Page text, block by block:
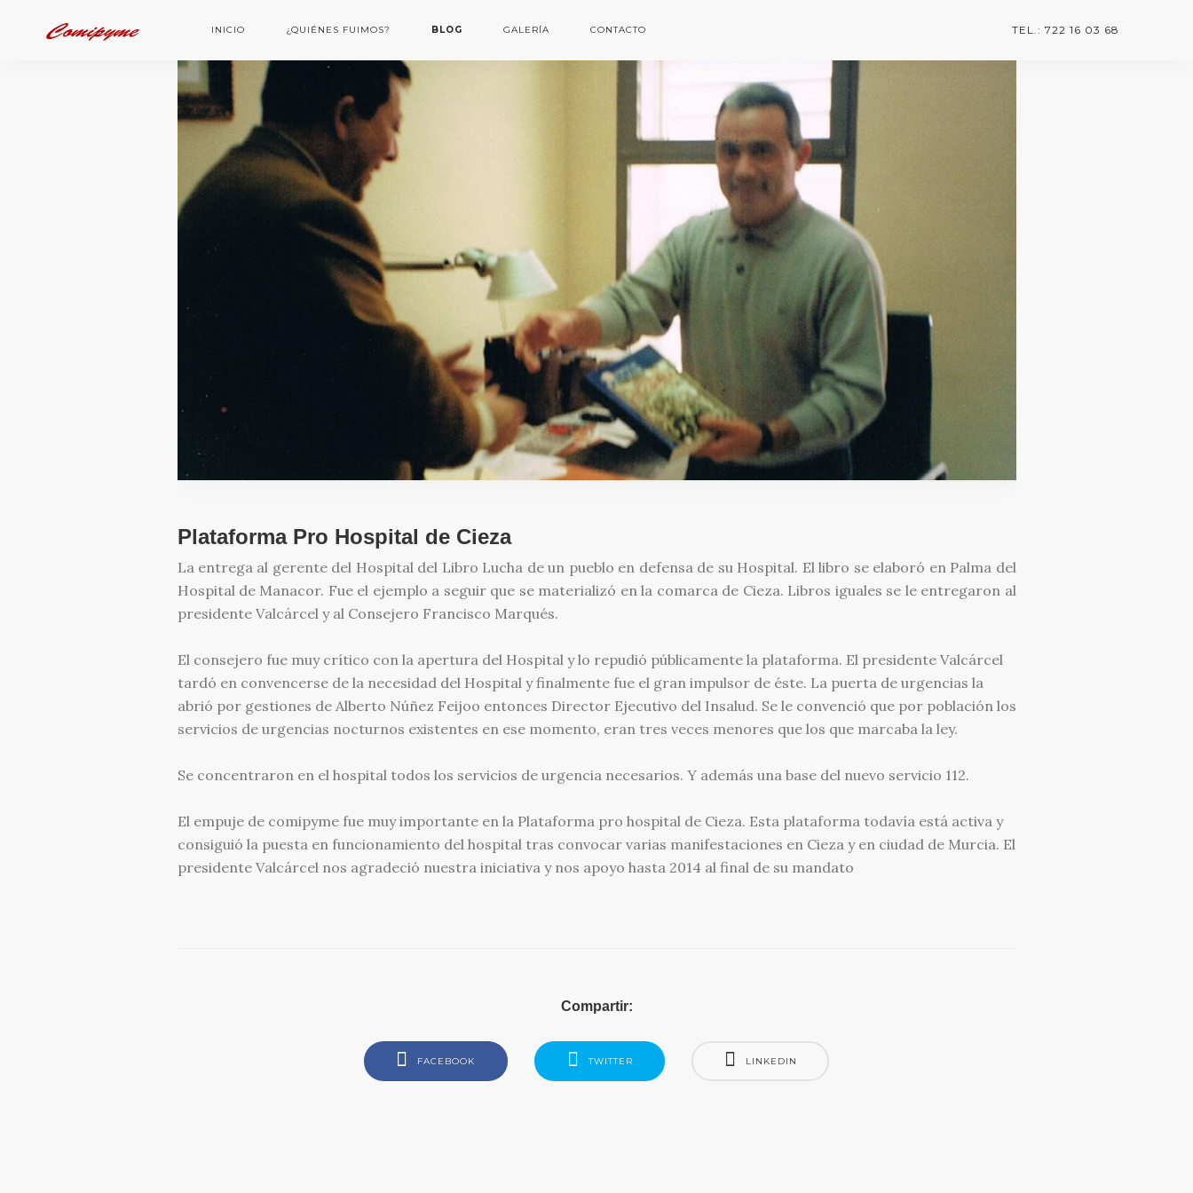
INICIO ¿QUIÉNES FUIMOS? BLOG GALERÍA CONTACTO TEL.: 722 16 03 68
Plataforma Pro Hospital de Cieza
La entrega al gerente del Hospital del Libro Lucha de un pueblo en defensa de su Hospital. El libro se elaboró en Palma del
Hospital de Manacor. Fue el ejemplo a seguir que se materializó en la comarca de Cieza. Libros iguales se le entregaron al
presidente Valcárcel y al Consejero Francisco Marqués.
El consejero fue muy crítico con la apertura del Hospital y lo repudió públicamente la plataforma. El presidente Valcárcel
tardó en convencerse de la necesidad del Hospital y finalmente fue el gran impulsor de éste. La puerta de urgencias la
abrió por gestiones de Alberto Núñez Feijoo entonces Director Ejecutivo del Insalud. Se le convenció que por población los
servicios de urgencias nocturnos existentes en ese momento, eran tres veces menores que los que marcaba la ley.
Se concentraron en el hospital todos los servicios de urgencia necesarios. Y además una base del nuevo servicio 112.
El empuje de comipyme fue muy importante en la Plataforma pro hospital de Cieza. Esta plataforma todavía está activa y
consiguió la puesta en funcionamiento del hospital tras convocar varias manifestaciones en Cieza y en ciudad de Murcia. El
presidente Valcárcel nos agradeció nuestra iniciativa y nos apoyo hasta 2014 al final de su mandato
Compartir:
FACEBOOK TWITTER LINKEDIN